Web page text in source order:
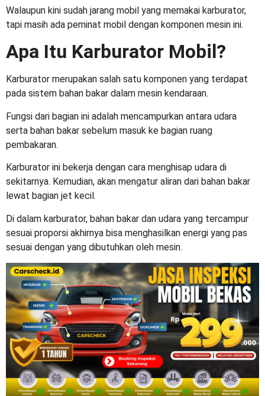
Walaupun kini sudah jarang mobil yang memakai karburator,
tapi masih ada peminat mobil dengan komponen mesin ini.
Apa Itu Karburator Mobil?
Karburator merupakan salah satu komponen yang terdapat
pada sistem bahan bakar dalam mesin kendaraan.
Fungsi dari bagian ini adalah mencampurkan antara udara
serta bahan bakar sebelum masuk ke bagian ruang
pembakaran.
Karburator ini bekerja dengan cara menghisap udara di
sekitarnya. Kemudian, akan mengatur aliran dari bahan bakar
lewat bagian jet kecil.
Di dalam karburator, bahan bakar dan udara yang tercampur
sesuai proporsi akhirnya bisa menghasilkan energi yang pas
sesuai dengan yang dibutuhkan oleh mesin.